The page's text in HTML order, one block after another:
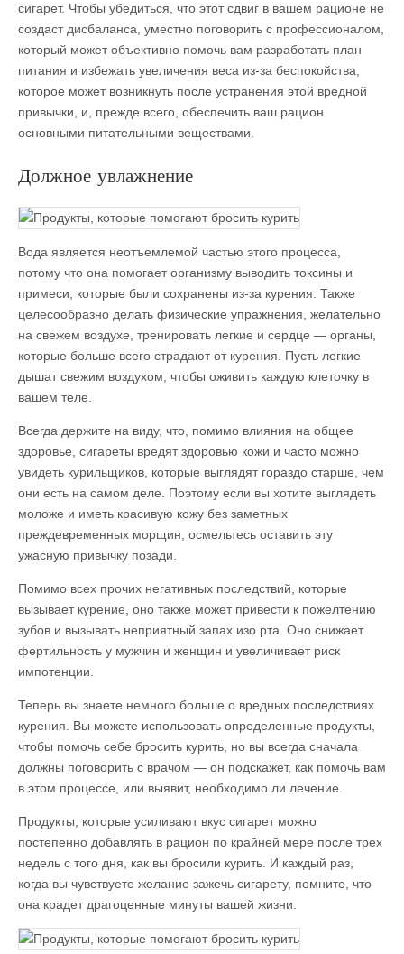
сигарет. Чтобы убедиться, что этот сдвиг в вашем рационе не
создаст дисбаланса, уместно поговорить с профессионалом,
который может объективно помочь вам разработать план
питания и избежать увеличения веса из-за беспокойства,
которое может возникнуть после устранения этой вредной
привычки, и, прежде всего, обеспечить ваш рацион
основными питательными веществами.
Должное увлажнение
Вода является неотъемлемой частью этого процесса,
потому что она помогает организму выводить токсины и
примеси, которые были сохранены из-за курения. Также
целесообразно делать физические упражнения, желательно
на свежем воздухе, тренировать легкие и сердце — органы,
которые больше всего страдают от курения. Пусть легкие
дышат свежим воздухом, чтобы оживить каждую клеточку в
вашем теле.
Всегда держите на виду, что, помимо влияния на общее
здоровье, сигареты вредят здоровью кожи и часто можно
увидеть курильщиков, которые выглядят гораздо старше, чем
они есть на самом деле. Поэтому если вы хотите выглядеть
моложе и иметь красивую кожу без заметных
преждевременных морщин, осмельтесь оставить эту
ужасную привычку позади.
Помимо всех прочих негативных последствий, которые
вызывает курение, оно также может привести к пожелтению
зубов и вызывать неприятный запах изо рта. Оно снижает
фертильность у мужчин и женщин и увеличивает риск
импотенции.
Теперь вы знаете немного больше о вредных последствиях
курения. Вы можете использовать определенные продукты,
чтобы помочь себе бросить курить, но вы всегда сначала
должны поговорить с врачом — он подскажет, как помочь вам
в этом процессе, или выявит, необходимо ли лечение.
Продукты, которые усиливают вкус сигарет можно
постепенно добавлять в рацион по крайней мере после трех
недель с того дня, как вы бросили курить. И каждый раз,
когда вы чувствуете желание зажечь сигарету, помните, что
она крадет драгоценные минуты вашей жизни.